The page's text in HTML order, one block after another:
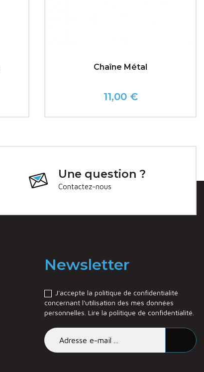
Chaîne Métal
Prix
11,00 €
Une question ?
Contactez-nous
Newsletter
J'accepte la politique de confidentialité
concernant l'utilisation des mes données
personnelles. Lire la politique de confidentialité